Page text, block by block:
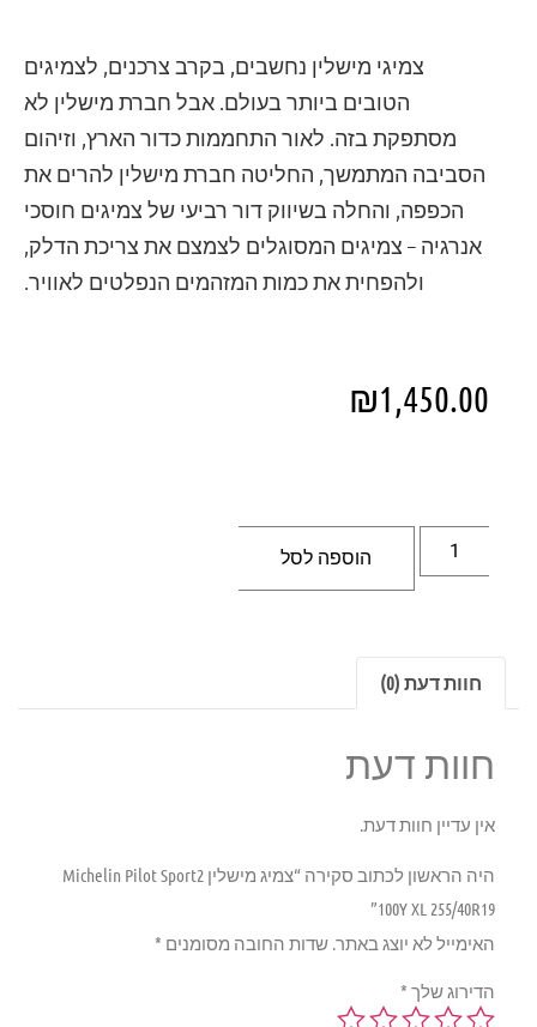
צמיגי מישלין נחשבים, בקרב צרכנים, לצמיגים
הטובים ביותר בעולם. אבל חברת מישלין לא
מסתפקת בזה. לאור התחממות כדור הארץ, וזיהום
הסביבה המתמשך, החליטה חברת מישלין להרים את
הכפפה, והחלה בשיווק דור רביעי של צמיגים חוסכי
אנרגיה – צמיגים המסוגלים לצמצם את צריכת הדלק,
ולהפחית את כמות המזהמים הנפלטים לאוויר.
₪1,450.00
הוספה לסל
חוות דעת (0)
חוות דעת
אין עדיין חוות דעת.
היה הראשון לכתוב סקירה “צמיג מישלין Michelin Pilot Sport2
100Y XL 255/40R19”
האימייל לא יוצג באתר.שדות החובה מסומנים*
הדירוג שלך*